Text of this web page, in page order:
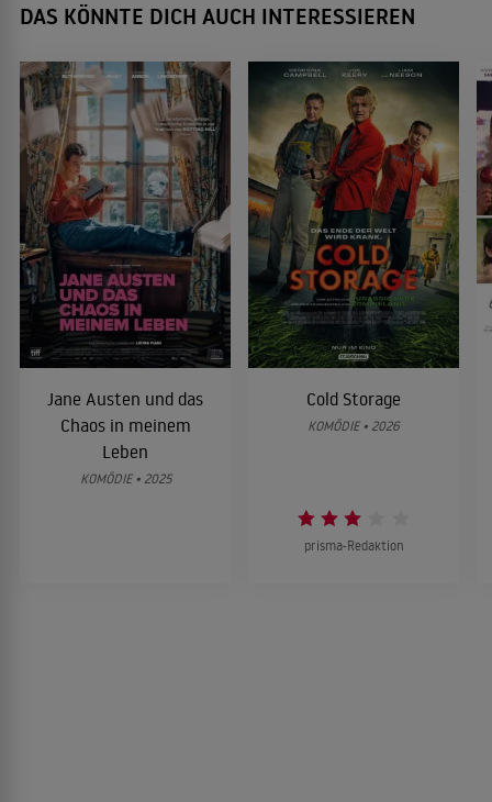
DAS KÖNNTE DICH AUCH INTERESSIEREN
Jane Austen und das
Chaos in meinem
Leben
KOMÖDIE • 2025
Cold Storage
KOMÖDIE • 2026
prisma-Redaktion